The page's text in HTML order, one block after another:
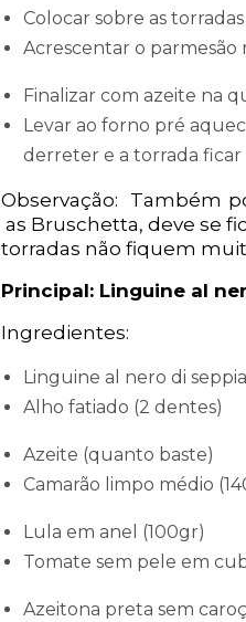
Colocar sobre as
Acrescentar o parmesão
Finalizar com azeite na
Levar ao forno pré
derreter e a torrada
Observação: Também
as Bruschetta, deve se
torradas não fiquem
Principal: Linguine al
Ingredientes:
Linguine al nero di
Alho fatiado (2 dentes)
Azeite (quanto baste)
Camarão limpo médio
Lula em anel (100gr)
Tomate sem pele em
Azeitona preta sem